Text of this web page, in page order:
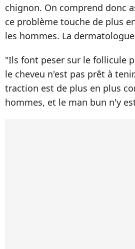
chignon. On comprend donc
ce problème touche de plus
les hommes. La
"Ils font peser sur le follicule
le cheveu n'est pas prêt à
traction est de plus en plus
hommes, et le man bun n'y